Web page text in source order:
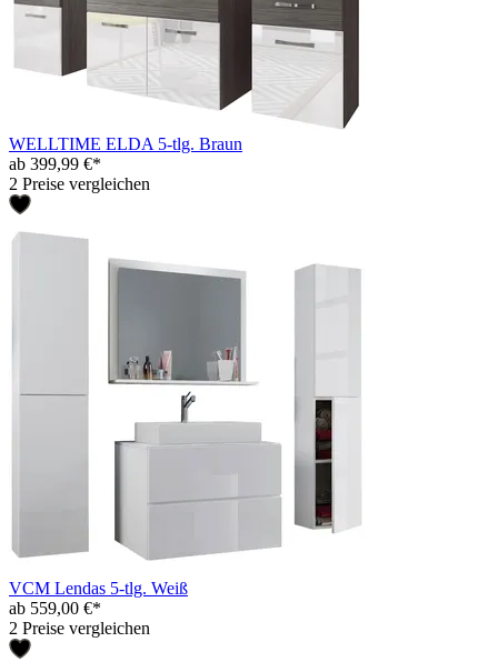
WELLTIME ELDA 5-tlg. Braun
ab 399,99 €*
2 Preise vergleichen
VCM Lendas 5-tlg. Weiß
ab 559,00 €*
2 Preise vergleichen